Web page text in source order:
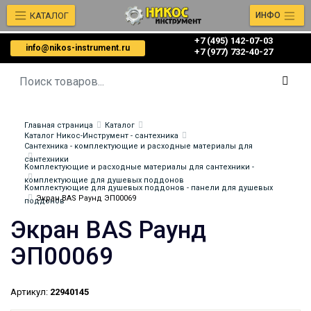
info@nikos-instrument.ru
+7 (495) 142-07-03
‎‎+7 (977) 732-40-27
КАТАЛОГ ИНФО
Главная страница
Каталог
Каталог Никос-Инструмент - сантехника
Сантехника - комплектующие и расходные материалы для
сантехники
Комплектующие и расходные материалы для сантехники -
комплектующие для душевых поддонов
Комплектующие для душевых поддонов - панели для душевых
поддонов
Экран BAS Раунд ЭП00069
Экран BAS Раунд
ЭП00069
Артикул: 22940145